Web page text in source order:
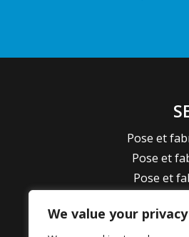
We value your privacy
Pose et
Pose et
Pose et
Pose et